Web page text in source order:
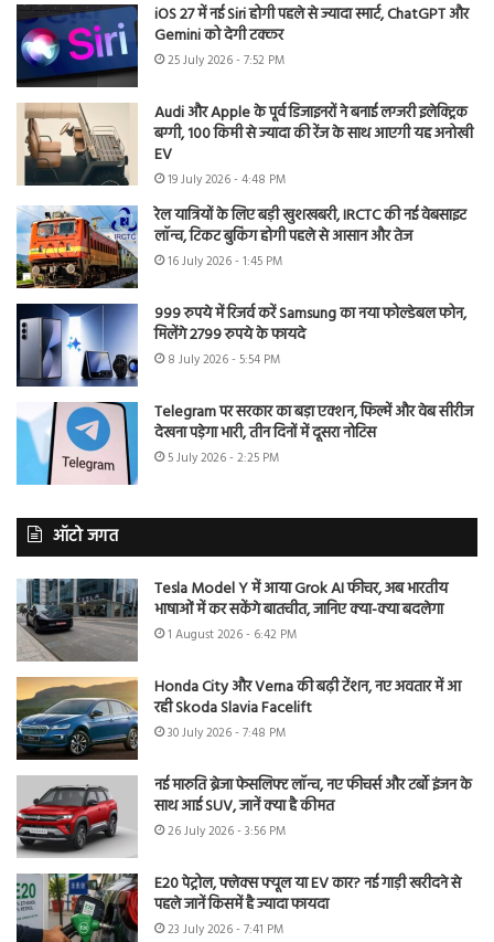
iOS 27 में नई Siri होगी पहले से ज्यादा स्मार्ट, ChatGPT और
Gemini को देगी टक्कर
25 July 2026 - 7:52 PM
Audi और Apple के पूर्व डिजाइनरों ने बनाई लग्जरी इलेक्ट्रिक
बग्गी, 100 किमी से ज्यादा की रेंज के साथ आएगी यह अनोखी
EV
19 July 2026 - 4:48 PM
रेल यात्रियों के लिए बड़ी खुशखबरी, IRCTC की नई वेबसाइट
लॉन्च, टिकट बुकिंग होगी पहले से आसान और तेज
16 July 2026 - 1:45 PM
999 रुपये में रिजर्व करें Samsung का नया फोल्डेबल फोन,
मिलेंगे 2799 रुपये के फायदे
8 July 2026 - 5:54 PM
Telegram पर सरकार का बड़ा एक्शन, फिल्में और वेब सीरीज
देखना पड़ेगा भारी, तीन दिनों में दूसरा नोटिस
5 July 2026 - 2:25 PM
ऑटो जगत
Tesla Model Y में आया Grok AI फीचर, अब भारतीय
भाषाओं में कर सकेंगे बातचीत, जानिए क्या-क्या बदलेगा
1 August 2026 - 6:42 PM
Honda City और Verna की बढ़ी टेंशन, नए अवतार में आ
रही Skoda Slavia Facelift
30 July 2026 - 7:48 PM
नई मारुति ब्रेजा फेसलिफ्ट लॉन्च, नए फीचर्स और टर्बो इंजन के
साथ आई SUV, जानें क्या है कीमत
26 July 2026 - 3:56 PM
E20 पेट्रोल, फ्लेक्स फ्यूल या EV कार? नई गाड़ी खरीदने से
पहले जानें किसमें है ज्यादा फायदा
23 July 2026 - 7:41 PM